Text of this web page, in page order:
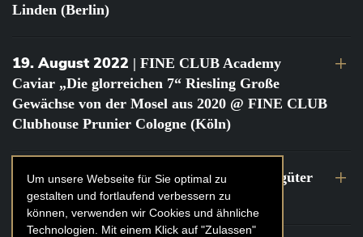
Um unsere Webseite für Sie optimal zu
gestalten und fortlaufend verbessern zu
können, verwenden wir Cookies und ähnliche
Technologien. Mit einem Klick auf "Zulassen"
Linden (Berlin)
19. August 2022 | FINE CLUB Academy
Caviar „Die glorreichen 7“ Riesling Große
Gewächse von der Mosel aus 2020 @ FINE CLUB
Clubhouse Prunier Cologne (Köln)
29. Juli 2022| Weinbergwanderung Weingüter
Geheimrat J. Wegeler